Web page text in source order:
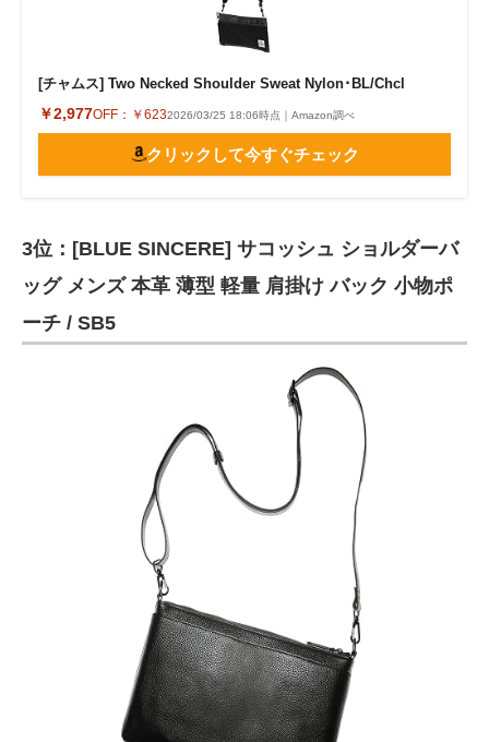
[チャムス] Two Necked Shoulder Sweat Nylon･BL/Chcl
￥2,977OFF： ￥6232026/03/25 18:06時点｜Amazon調べ
クリックして今すぐチェック
3位：[BLUE SINCERE] サコッシュ ショルダーバ
ッグ メンズ 本革 薄型 軽量 肩掛け バック 小物ポ
ーチ / SB5